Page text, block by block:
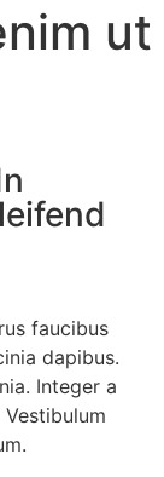
ut
faucibus
dapibus.
Integer a